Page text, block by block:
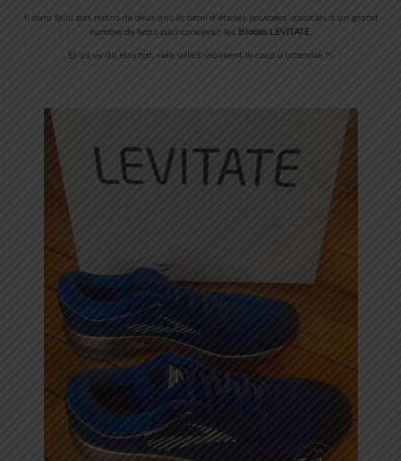
Il aura fallu pas moins de deux ans et demi d’études poussées, associés à un grand
nombre de tests pour concevoir les Brooks LEVITATE.
Et au vu du résultat, cela valait vraiment le coup d’attendre !!!